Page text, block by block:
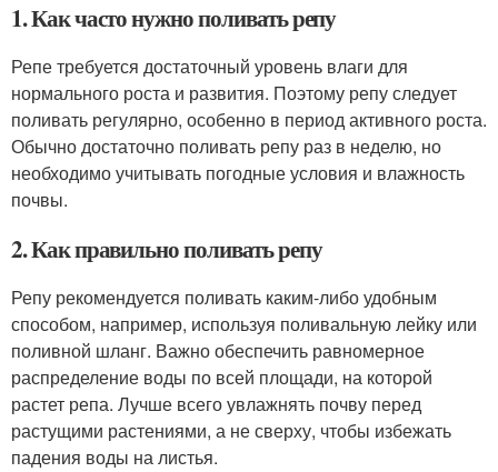
1. Как часто нужно поливать репу
Репе требуется достаточный уровень влаги для
нормального роста и развития. Поэтому репу следует
поливать регулярно, особенно в период активного роста.
Обычно достаточно поливать репу раз в неделю, но
необходимо учитывать погодные условия и влажность
почвы.
2. Как правильно поливать репу
Репу рекомендуется поливать каким-либо удобным
способом, например, используя поливальную лейку или
поливной шланг. Важно обеспечить равномерное
распределение воды по всей площади, на которой
растет репа. Лучше всего увлажнять почву перед
растущими растениями, а не сверху, чтобы избежать
падения воды на листья.